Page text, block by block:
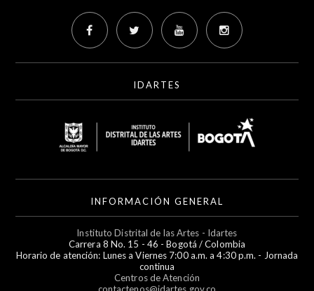
IDARTES
INFORMACIÓN GENERAL
Instituto Distrital de las Artes - Idartes
Carrera 8 No. 15 - 46 - Bogotá / Colombia
Horario de atención: Lunes a Viernes 7:00 a.m. a 4:30 p.m. - Jornada
continua
Centros de Atención